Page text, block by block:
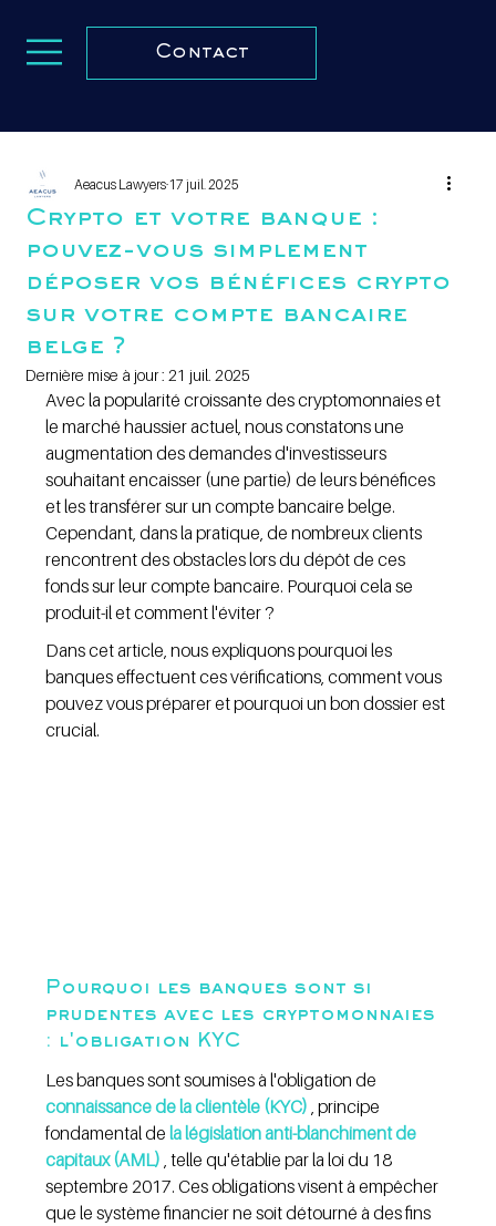
Contact
Crypto et votre banque :
pouvez-vous simplement
déposer vos bénéfices crypto
sur votre compte bancaire
belge ?
Aeacus Lawyers17 juil. 2025
Dernière mise à jour : 21 juil. 2025
Avec la popularité croissante des cryptomonnaies et
le marché haussier actuel, nous constatons une
augmentation des demandes d'investisseurs
souhaitant encaisser (une partie) de leurs bénéfices
et les transférer sur un compte bancaire belge.
Cependant, dans la pratique, de nombreux clients
rencontrent des obstacles lors du dépôt de ces
fonds sur leur compte bancaire. Pourquoi cela se
produit-il et comment l'éviter ?
Dans cet article, nous expliquons pourquoi les
banques effectuent ces vérifications, comment vous
pouvez vous préparer et pourquoi un bon dossier est
crucial.
Pourquoi les banques sont si
prudentes avec les cryptomonnaies
: l'obligation KYC
Les banques sont soumises à l'obligation de
connaissance de la clientèle (KYC) , principe
fondamental de la législation anti-blanchiment de
capitaux (AML) , telle qu'établie par la loi du 18
septembre 2017. Ces obligations visent à empêcher
que le système financier ne soit détourné à des fins